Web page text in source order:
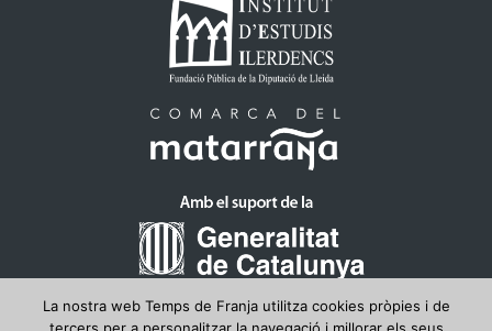
La nostra web Temps de Franja utilitza cookies pròpies i de